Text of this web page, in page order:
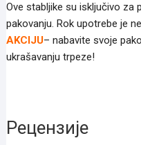
Ove stabljike su isključivo za
pakovanju. Rok upotrebe je
AKCIJU– nabavite svoje
ukrašavanju trpeze!
Рецензије